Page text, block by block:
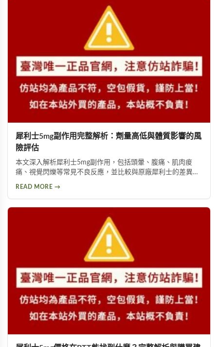
犀利士5mg副作用完整解析：劑量高低與體質影響的風
險評估
本文深入解析犀利士5mg副作用，包括頭暈、腹痛、肌肉痠
痛、視覺閃爍等常見不良反應，並比較與原廠犀利士的差異。
READ MORE →